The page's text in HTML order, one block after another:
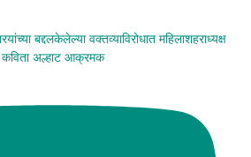
बद्दलकेलेल्या वक्तव्याविरोधात महिलाशहराध्यक्ष
कविता अल्हाट आक्रमक